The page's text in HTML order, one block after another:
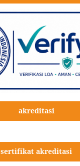
akreditasi
sertifikat akreditasi